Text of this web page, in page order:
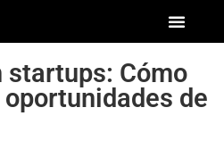
startups: Cómo
de